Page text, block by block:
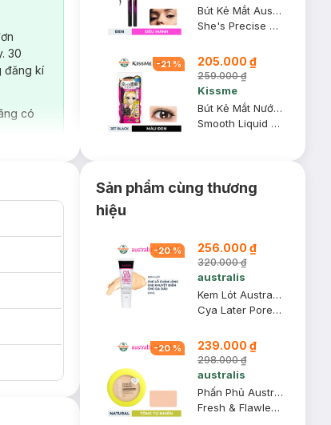
hóa
30
đăng kí
có
Bút Kẻ Mắt Australis Siêu Mảnh Không Lem Không Trôi
She's Precise Liquid Eyeliner
-21% 205.000 ₫
259.000 ₫
Kissme
Bút Kẻ Mắt Nước Kissme Siêu Mượt Không Trôi Màu Đen 0.4ml
Smooth Liquid Eyeliner Super Keep #01 Jet Black Black
Sản phẩm cùng thương
hiệu
-20% 256.000 ₫
320.000 ₫
australis
Kem Lót Australis Cho Da Dầu & Lỗ Chân Lông To 20ml
Cya Later Pores Spot Primer
-20% 239.000 ₫
298.000 ₫
australis
Phấn Phủ Australis Kiềm Dầu 2in1 #Natural 12g
Fresh & Flawless Pressed Powder